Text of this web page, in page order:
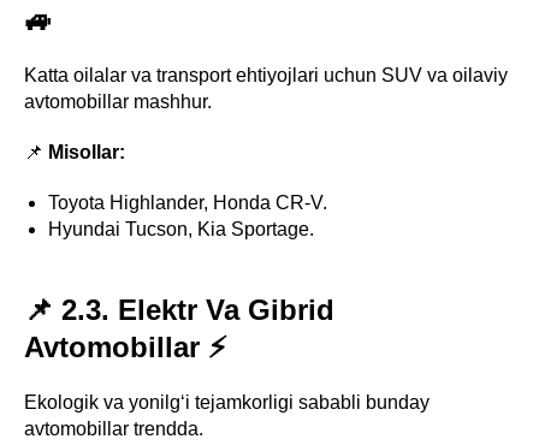
🚙
Katta oilalar va transport ehtiyojlari uchun SUV va oilaviy
avtomobillar mashhur.
📌 Misollar:
Toyota Highlander, Honda CR-V.
Hyundai Tucson, Kia Sportage.
📌 2.3. Elektr Va Gibrid
Avtomobillar ⚡
Ekologik va yonilg‘i tejamkorligi sababli bunday
avtomobillar trendda.